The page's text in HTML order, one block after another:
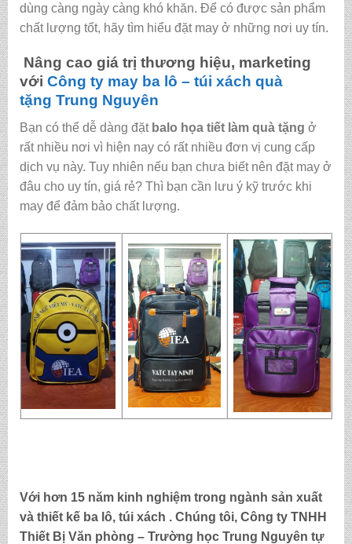
dùng càng ngày càng khó khăn. Để có được sản phẩm
chất lượng tốt, hãy tìm hiểu đặt may ở những nơi uy tín.
Nâng cao giá trị thương hiệu, marketing
với Công ty may ba lô – túi xách quà
tặng Trung Nguyên
Bạn có thể dễ dàng đặt balo họa tiết làm quà tặng ở
rất nhiều nơi vì hiện nay có rất nhiều đơn vị cung cấp
dịch vụ này. Tuy nhiên nếu bạn chưa biết nên đặt may ở
đâu cho uy tín, giá rẻ? Thì bạn cần lưu ý kỹ trước khi
may để đảm bảo chất lượng.
Với hơn 15 năm kinh nghiệm trong ngành sản xuất
và thiết kế ba lô, túi xách . Chúng tôi, Công ty TNHH
Thiết Bị Văn phòng – Trường học Trung Nguyên tự